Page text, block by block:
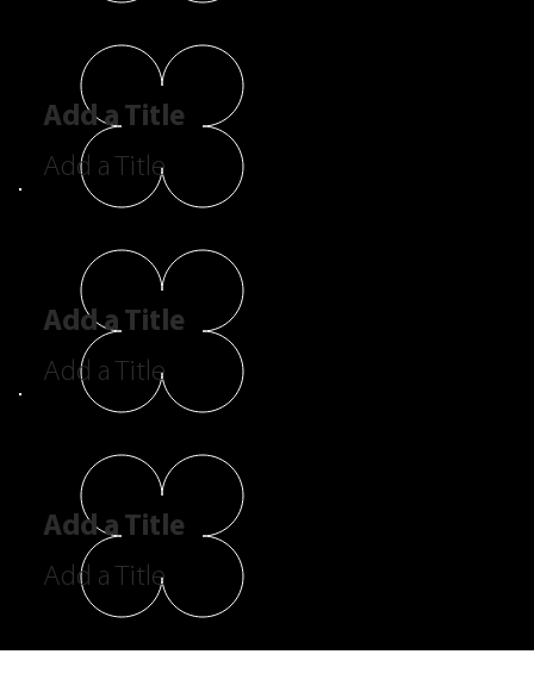
Add a Title
Add a Title
Add a Title
Add a Title
Add a Title
Add a Title